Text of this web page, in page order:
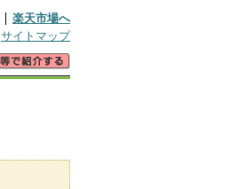
楽天市場へ
サイトマップ